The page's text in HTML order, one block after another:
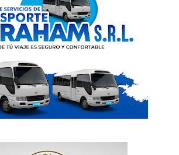
News Week
Magazine PRO